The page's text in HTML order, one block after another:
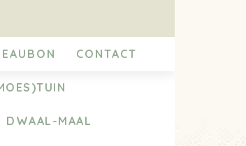
CONTACT
DWAAL-MAAL